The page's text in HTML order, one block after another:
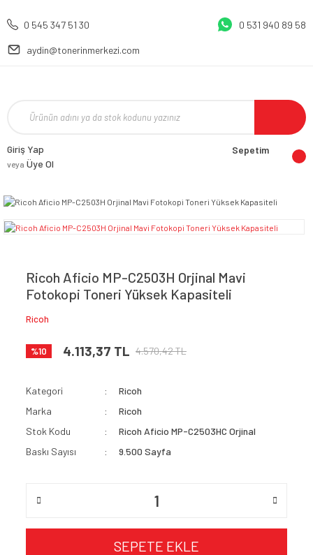
0 545 347 51 30 0 531 940 89 58
aydin@tonerinmerkezi.com
Giriş Yap
veya Üye Ol
Sepetim
Ricoh Aficio MP-C2503H Orjinal Mavi
Fotokopi Toneri Yüksek Kapasiteli
Ricoh
%10 4.113,37 TL 4.570,42 TL
Kategori
Ricoh
Marka
Ricoh
Stok Kodu
Ricoh Aficio MP-C2503HC Orjinal
Baskı Sayısı
9.500 Sayfa
SEPETE EKLE